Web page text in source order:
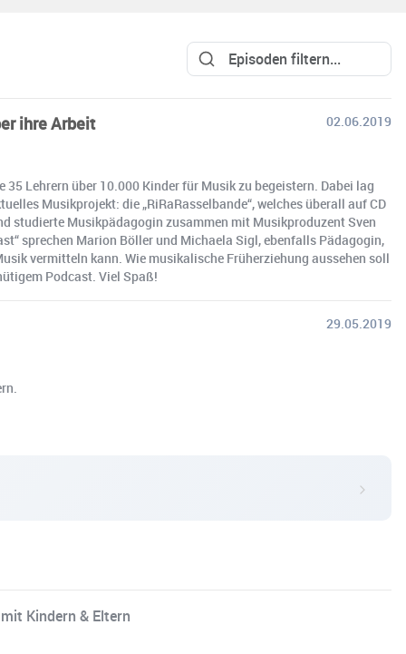
ihre Arbeit 02.06.2019
Lehrern über 10.000 Kinder für Musik zu begeistern. Dabei lag
Musikprojekt: die „RiRaRasselbande“, welches überall auf CD
studierte Musikpädagogin zusammen mit Musikproduzent Sven
sprechen Marion Böller und Michaela Sigl, ebenfalls Pädagogin,
vermitteln kann. Wie musikalische Früherziehung aussehen soll
Podcast. Viel Spaß!
29.05.2019
Kindern & Eltern